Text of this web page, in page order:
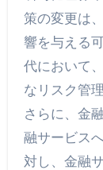
策の変更は
響を与える
代において
なリスク管
さらに、金
融サービス
対し、金融